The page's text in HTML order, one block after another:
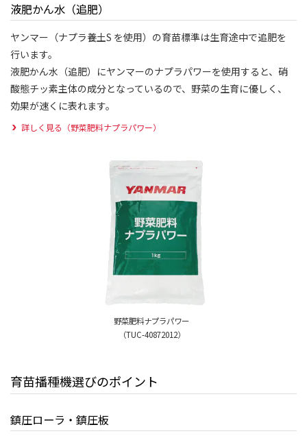
液肥かん水（追肥）
ヤンマー（ナプラ養土S を使用）の育苗標準は生育途中で追肥を
行います。
液肥かん水（追肥）にヤンマーのナプラパワーを使用すると、硝
酸態チッ素主体の成分となっているので、野菜の生育に優しく、
効果が速くに表れます。
詳しく見る（野菜肥料ナプラパワー）
野菜肥料ナプラパワー
（TUC-40872012）
育苗播種機選びのポイント
鎮圧ローラ・鎮圧板